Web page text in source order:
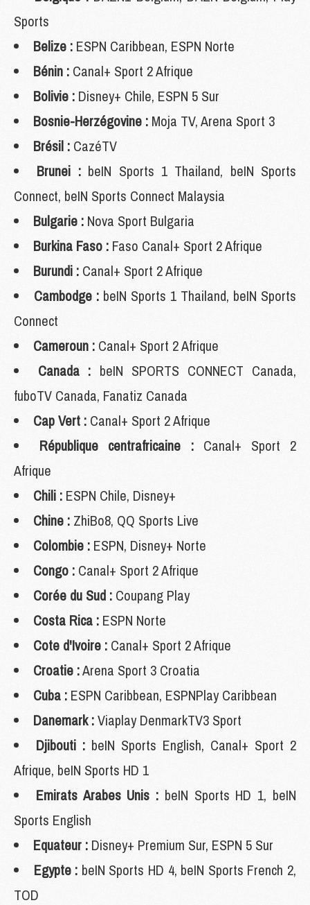
Sports
Belize : ESPN Caribbean, ESPN Norte
Bénin : Canal+ Sport 2 Afrique
Bolivie : Disney+ Chile, ESPN 5 Sur
Bosnie-Herzégovine : Moja TV, Arena Sport 3
Brésil : CazéTV
Brunei : beIN Sports 1 Thailand, beIN Sports
Connect, beIN Sports Connect Malaysia
Bulgarie : Nova Sport Bulgaria
Burkina Faso : Faso Canal+ Sport 2 Afrique
Burundi : Canal+ Sport 2 Afrique
Cambodge : beIN Sports 1 Thailand, beIN Sports
Connect
Cameroun : Canal+ Sport 2 Afrique
Canada : beIN SPORTS CONNECT Canada,
fuboTV Canada, Fanatiz Canada
Cap Vert : Canal+ Sport 2 Afrique
République centrafricaine :Canal+ Sport 2
Afrique
Chili : ESPN Chile, Disney+
Chine : ZhiBo8, QQ Sports Live
Colombie : ESPN, Disney+ Norte
Congo : Canal+ Sport 2 Afrique
Corée du Sud : Coupang Play
Costa Rica : ESPN Norte
Cote d'Ivoire : Canal+ Sport 2 Afrique
Croatie :Arena Sport 3 Croatia
Cuba : ESPN Caribbean, ESPNPlay Caribbean
Danemark :Viaplay DenmarkTV3 Sport
Djibouti : beIN Sports English, Canal+ Sport 2
Afrique, beIN Sports HD 1
Emirats Arabes Unis : beIN Sports HD 1, beIN
Sports English
Equateur : Disney+ Premium Sur, ESPN 5 Sur
Egypte : beIN Sports HD 4, beIN Sports French 2,
TOD